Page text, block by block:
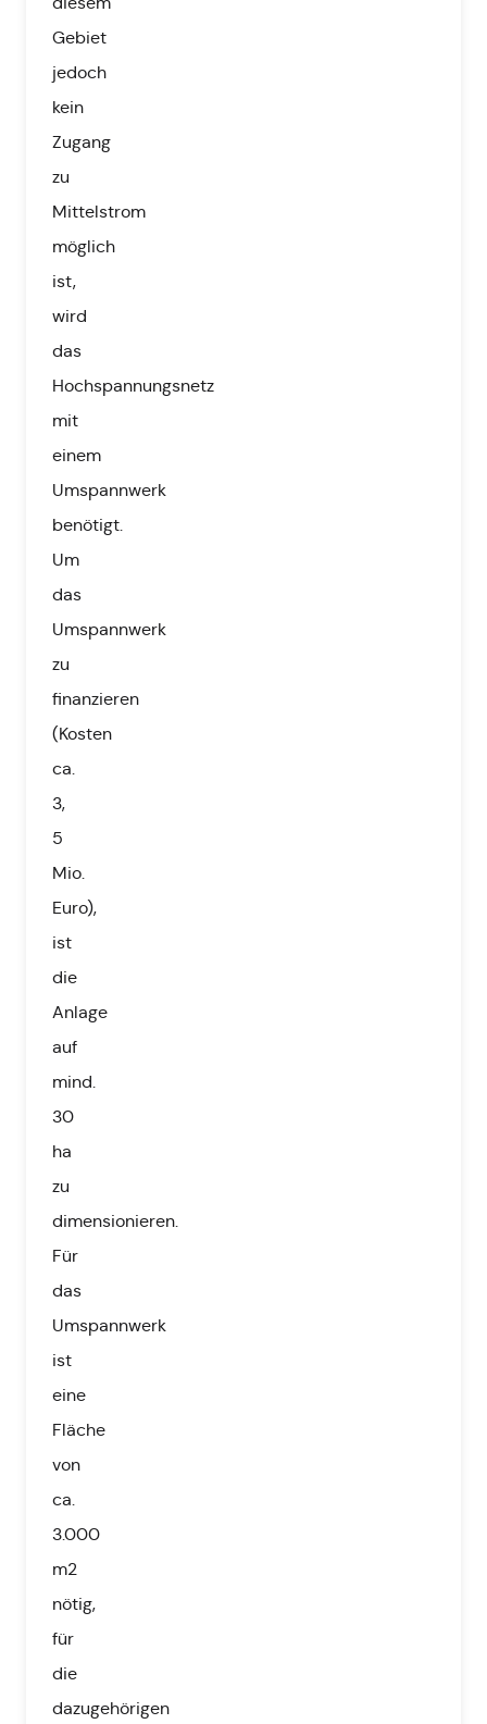
Gebiet
jedoch
kein
Zugang
zu
Mittelstrom
möglich
ist,
wird
das
Hochspannungsnetz
mit
einem
Umspannwerk
benötigt.
Um
das
Umspannwerk
zu
finanzieren
(Kosten
ca.
3,
5
Mio.
Euro),
ist
die
Anlage
auf
mind.
30
ha
zu
dimensionieren.
Für
das
Umspannwerk
ist
eine
Fläche
von
ca.
3.000
m2
nötig,
für
die
dazugehörigen